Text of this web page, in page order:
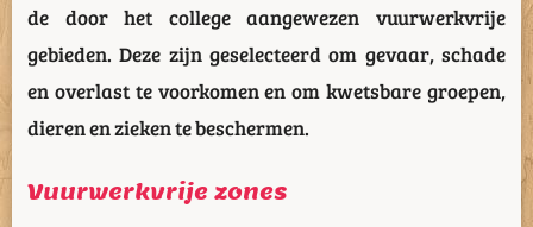
de door het college aangewezen vuurwerkvrije
gebieden. Deze zijn geselecteerd om gevaar, schade
en overlast te voorkomen en om kwetsbare groepen,
dieren en zieken te beschermen.
Vuurwerkvrije zones